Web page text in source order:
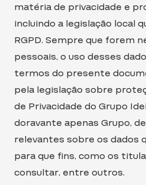
matéria de privacidade e
incluindo a legislação local
RGPD. Sempre que forem
pessoais, o uso desses
termos do presente
pela legislação sobre
de Privacidade do Grupo
doravante apenas Grupo,
relevantes sobre os dados
para que fins, como os
consultar, entre outros.